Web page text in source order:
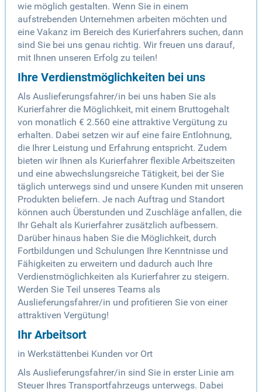
wie möglich gestalten. Wenn Sie in einem
aufstrebenden Unternehmen arbeiten möchten und
eine Vakanz im Bereich des Kurierfahrers suchen, dann
sind Sie bei uns genau richtig. Wir freuen uns darauf,
mit Ihnen unseren Erfolg zu teilen!
Ihre Verdienstmöglichkeiten bei uns
Als Auslieferungsfahrer/in bei uns haben Sie als
Kurierfahrer die Möglichkeit, mit einem Bruttogehalt
von monatlich € 2.560 eine attraktive Vergütung zu
erhalten. Dabei setzen wir auf eine faire Entlohnung,
die Ihrer Leistung und Erfahrung entspricht. Zudem
bieten wir Ihnen als Kurierfahrer flexible Arbeitszeiten
und eine abwechslungsreiche Tätigkeit, bei der Sie
täglich unterwegs sind und unsere Kunden mit unseren
Produkten beliefern. Je nach Auftrag und Standort
können auch Überstunden und Zuschläge anfallen, die
Ihr Gehalt als Kurierfahrer zusätzlich aufbessern.
Darüber hinaus haben Sie die Möglichkeit, durch
Fortbildungen und Schulungen Ihre Kenntnisse und
Fähigkeiten zu erweitern und dadurch auch Ihre
Verdienstmöglichkeiten als Kurierfahrer zu steigern.
Werden Sie Teil unseres Teams als
Auslieferungsfahrer/in und profitieren Sie von einer
attraktiven Vergütung!
Ihr Arbeitsort
in Werkstättenbei Kunden vor Ort
Als Auslieferungsfahrer/in sind Sie in erster Linie am
Steuer Ihres Transportfahrzeugs unterwegs. Dabei